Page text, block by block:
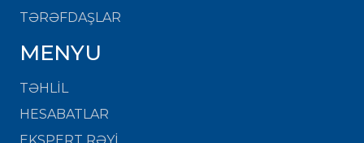
TƏRƏFDAŞLAR
MENYU
TƏHLİL
HESABATLAR